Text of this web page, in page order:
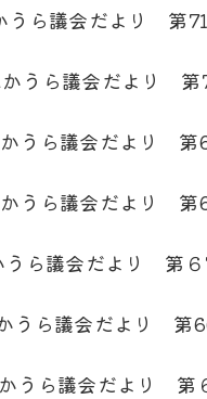
うら議会だより 第
うら議会だより 第
うら議会だより 第
うら議会だより 第
うら議会だより 第６
うら議会だより 第
うら議会だより 第